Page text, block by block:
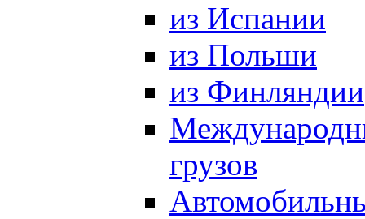
из Испании
из Польши
из Финляндии
грузов